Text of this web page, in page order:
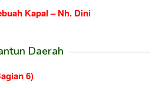
Kapal – Nh. Dini
Daerah
6)